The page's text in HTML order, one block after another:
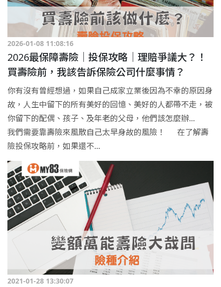
2026-01-08 11:08:16
2026最保障壽險｜投保攻略｜理賠爭議大？！
買壽險前，我該告訴保險公司什麼事情？
你有沒有曾經想過，如果自己成家立業後因為不幸的原因身
故，人生中留下的所有美好的回憶、美好的人都帶不走，被
你留下的配偶、孩子、及年老的父母，他們該怎麼辦...
我們需要靠壽險來風散自己太早身故的風險！ 在了解壽
險投保攻略前，如果還不...
2021-01-28 13:30:07